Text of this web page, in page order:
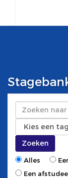
Zoeken
Zoeken
Alles
Een